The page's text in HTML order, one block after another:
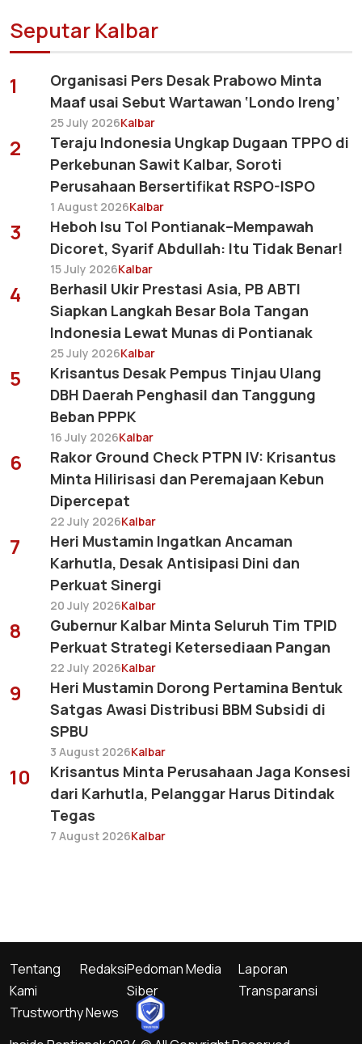
Seputar Kalbar
1
Organisasi Pers Desak Prabowo Minta
Maaf usai Sebut Wartawan ‘Londo Ireng’
25 July 2026Kalbar
2
Teraju Indonesia Ungkap Dugaan TPPO di
Perkebunan Sawit Kalbar, Soroti
Perusahaan Bersertifikat RSPO-ISPO
1 August 2026Kalbar
3
Heboh Isu Tol Pontianak–Mempawah
Dicoret, Syarif Abdullah: Itu Tidak Benar!
15 July 2026Kalbar
4
Berhasil Ukir Prestasi Asia, PB ABTI
Siapkan Langkah Besar Bola Tangan
Indonesia Lewat Munas di Pontianak
25 July 2026Kalbar
5
Krisantus Desak Pempus Tinjau Ulang
DBH Daerah Penghasil dan Tanggung
Beban PPPK
16 July 2026Kalbar
6
Rakor Ground Check PTPN IV: Krisantus
Minta Hilirisasi dan Peremajaan Kebun
Dipercepat
22 July 2026Kalbar
7
Heri Mustamin Ingatkan Ancaman
Karhutla, Desak Antisipasi Dini dan
Perkuat Sinergi
20 July 2026Kalbar
8
Gubernur Kalbar Minta Seluruh Tim TPID
Perkuat Strategi Ketersediaan Pangan
22 July 2026Kalbar
9
Heri Mustamin Dorong Pertamina Bentuk
Satgas Awasi Distribusi BBM Subsidi di
SPBU
3 August 2026Kalbar
10
Krisantus Minta Perusahaan Jaga Konsesi
dari Karhutla, Pelanggar Harus Ditindak
Tegas
7 August 2026Kalbar
Trustworthy News
Tentang
Kami
RedaksiPedoman Media
Siber
Laporan
Transparansi